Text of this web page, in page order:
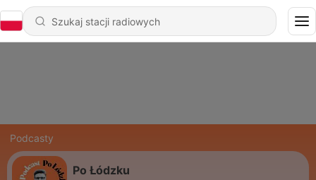
Podcasty
Po Łódzku